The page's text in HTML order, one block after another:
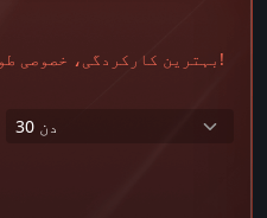
بہترین کارکردگی، خصوصی طور پر گیمنگ کے لیے بنایا گیا!